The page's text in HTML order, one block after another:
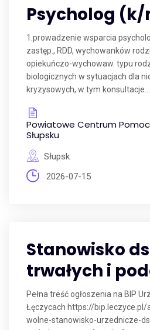
Psycholog
1.prowadzenie wsparcia
zastęp., RDD, wychowanków
opiekuńczo-wychowaw. typu
biologicznych w sytuacjach dla
kryzysowych, w tym konsultacje...
Powiatowe Centrum
Słupsku
Słupsk
2026-07-15
Stanowisko
trwałych i
Pełna treść ogłoszenia na BIP
Łęczycach https://bip.leczyce.pl/
wolne-stanowisko-urzednicze-